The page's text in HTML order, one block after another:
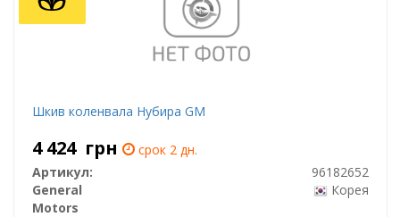
Шкив коленвала Нубира GM
4 424 грн
срок 2 дн.
Артикул:
96182652
General
Motors
Корея